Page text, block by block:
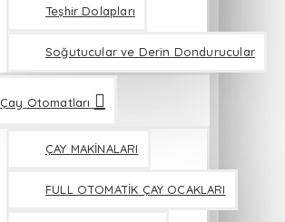
Teşhir Dolapları
Soğutucular ve Derin Dondurucular
Çay Otomatları
ÇAY MAKİNALARI
FULL OTOMATİK ÇAY OCAKLARI